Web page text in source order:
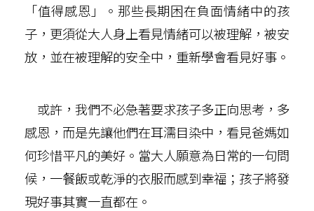
「值得感恩」。那些長期困在負面情緒中的孩
子，更須從大人身上看見情緒可以被理解，被安
放，並在被理解的安全中，重新學會看見好事。
或許，我們不必急著要求孩子多正向思考，多
感恩，而是先讓他們在耳濡目染中，看見爸媽如
何珍惜平凡的美好。當大人願意為日常的一句問
候，一餐飯或乾淨的衣服而感到幸福；孩子將發
現好事其實一直都在。